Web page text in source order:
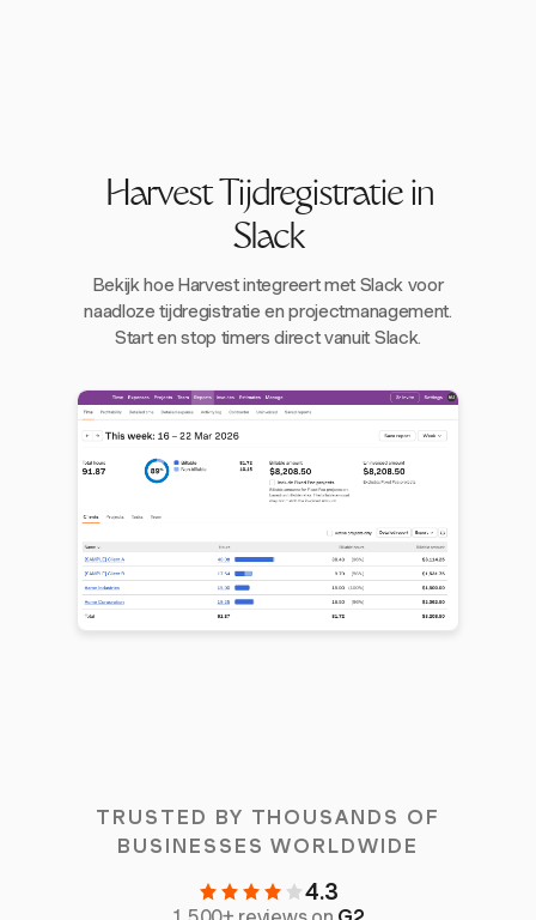
Harvest Tijdregistratie in
Slack
Bekijk hoe Harvest integreert met Slack voor
naadloze tijdregistratie en projectmanagement.
Start en stop timers direct vanuit Slack.
TRUSTED BY THOUSANDS OF
BUSINESSES WORLDWIDE
4.3